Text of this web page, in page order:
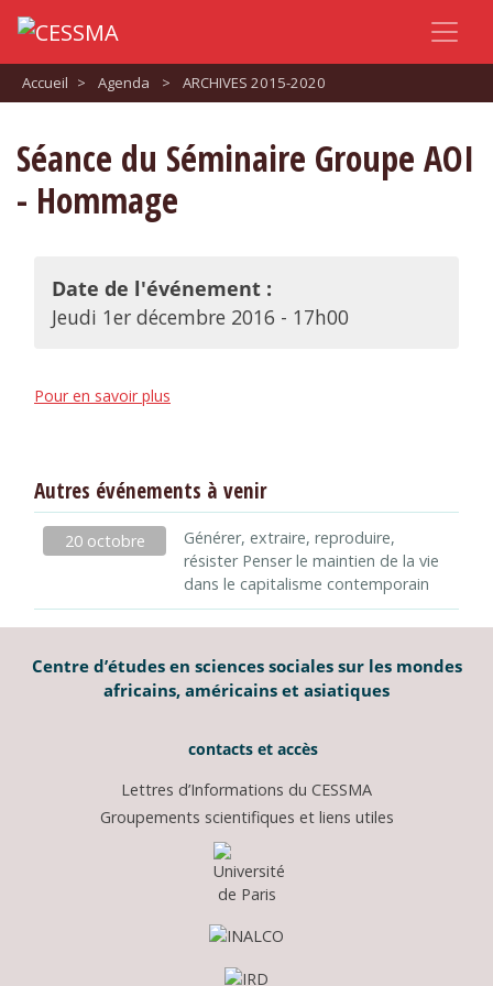
Accueil > Agenda > ARCHIVES 2015-2020
Séance du Séminaire Groupe AOI
- Hommage
Date de l'événement :
Jeudi 1er décembre 2016 - 17h00
Pour en savoir plus
Autres événements à venir
20 octobre
Générer, extraire, reproduire,
résister Penser le maintien de la vie
dans le capitalisme contemporain
Centre d’études en sciences sociales sur les mondes
africains, américains et asiatiques
contacts et accès
Lettres d’Informations du CESSMA
Groupements scientifiques et liens utiles